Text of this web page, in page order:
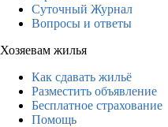
Суточный Журнал
Вопросы и ответы
Хозяевам жилья
Как сдавать жильё
Разместить объявление
Бесплатное страхование
Помощь